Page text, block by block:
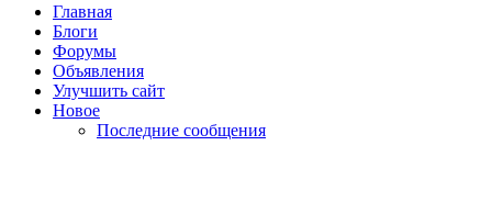
Главная
Блоги
Форумы
Объявления
Улучшить сайт
Новое
Последние сообщения